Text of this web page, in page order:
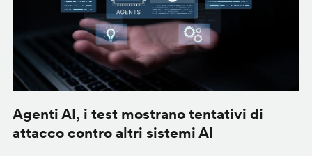
Agenti AI, i test mostrano tentativi di
attacco contro altri sistemi AI